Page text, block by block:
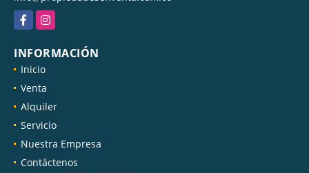
FacebookInstagram
INFORMACIÓN
Inicio
Venta
Alquiler
Servicio
Nuestra Empresa
Contáctenos